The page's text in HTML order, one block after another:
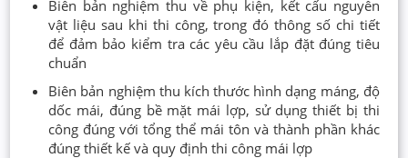
Biên bản nghiệm thu về phụ kiện, kết cấu nguyên
vật liệu sau khi thi công, trong đó thông số chi tiết
để đảm bảo kiểm tra các yêu cầu lắp đặt đúng tiêu
chuẩn
Biên bản nghiệm thu kích thước hình dạng máng, độ
dốc mái, đúng bề mặt mái lợp, sử dụng thiết bị thi
công đúng với tổng thể mái tôn và thành phần khác
đúng thiết kế và quy định thi công mái lợp